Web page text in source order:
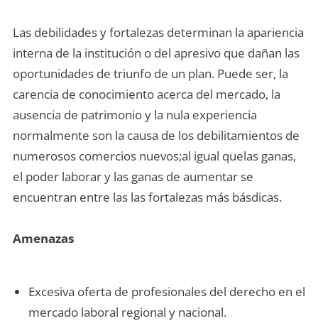
Las debilidades y fortalezas determinan la apariencia
interna de la institución o del apresivo que dañan las
oportunidades de triunfo de un plan. Puede ser, la
carencia de conocimiento acerca del mercado, la
ausencia de patrimonio y la nula experiencia
normalmente son la causa de los debilitamientos de
numerosos comercios nuevos;al igual quelas ganas,
el poder laborar y las ganas de aumentar se
encuentran entre las las fortalezas más básdicas.
Amenazas
Excesiva oferta de profesionales del derecho en el
mercado laboral regional y nacional.